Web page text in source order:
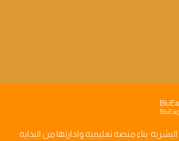
بناءمنصه تعليميه وادارتها من البدايه